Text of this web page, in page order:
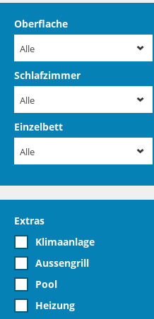
Oberflache
Alle
Schlafzimmer
Alle
Einzelbett
Alle
Extras
Klimaanlage
Aussengrill
Pool
Heizung